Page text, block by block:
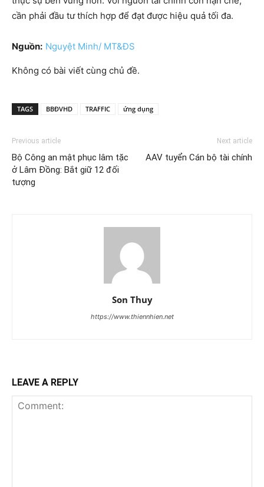
cần phải đầu tư thích hợp để đạt được hiệu quả tối đa.
Nguồn: Nguyệt Minh/ MT&ĐS
Không có bài viết cùng chủ đề.
TAGS BBĐVHD TRAFFIC ứng dụng
Previous article
Bộ Công an mật phục lâm tặc
ở Lâm Đồng: Bắt giữ 12 đối
tượng
Next article
AAV tuyển Cán bộ tài chính
Son Thuy
https://www.thiennhien.net
LEAVE A REPLY